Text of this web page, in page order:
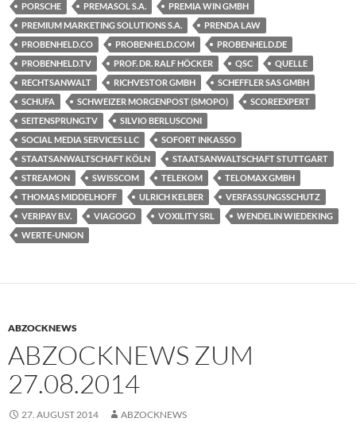
PORSCHE
PREMASOL S.A.
PREMIA WIN GMBH
PREMIUM MARKETING SOLUTIONS S.A.
PRENDA LAW
PROBENHELD.CO
PROBENHELD.COM
PROBENHELD.DE
PROBENHELD.TV
PROF. DR. RALF HÖCKER QSC
QUELLE
RECHTSANWALT
RICHVESTOR GMBH
SCHEFFLER SAS GMBH
SCHUFA
SCHWEIZER MORGENPOST (SMOPO)
SCOREEXPERT
SEITENSPRUNG.TV
SILVIO BERLUSCONI
SOCIAL MEDIA SERVICES LLC
SOFORT INKASSO
STAATSANWALTSCHAFT KÖLN
STAATSANWALTSCHAFT STUTTGART
STREAMON
SWISSCOM TELEKOM
TELOMAX GMBH
THOMAS MIDDELHOFF
ULRICH KELBER
VERFASSUNGSSCHUTZ
VERIPAY B.V.
VIAGOGO VOXILITY SRL
WENDELIN WIEDEKING
WERTE-UNION
ABZOCKNEWS
ABZOCKNEWS ZUM
27.08.2014
27. AUGUST 2014 ABZOCKNEWS